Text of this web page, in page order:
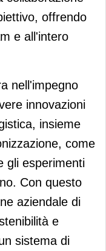
offrendo
e all'intero
nell'impegno
innovazioni
insieme
come
gli esperimenti
Con questo
aziendale di
e
sistema di